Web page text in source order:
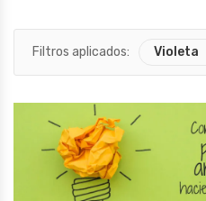
Filtros aplicados: Violeta